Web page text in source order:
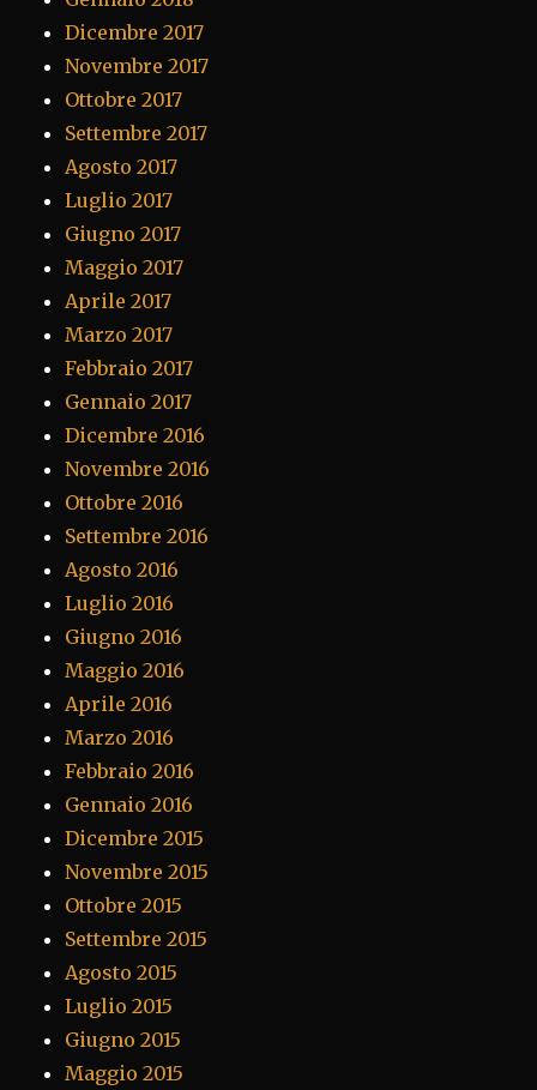
Dicembre 2017
Novembre 2017
Ottobre 2017
Settembre 2017
Agosto 2017
Luglio 2017
Giugno 2017
Maggio 2017
Aprile 2017
Marzo 2017
Febbraio 2017
Gennaio 2017
Dicembre 2016
Novembre 2016
Ottobre 2016
Settembre 2016
Agosto 2016
Luglio 2016
Giugno 2016
Maggio 2016
Aprile 2016
Marzo 2016
Febbraio 2016
Gennaio 2016
Dicembre 2015
Novembre 2015
Ottobre 2015
Settembre 2015
Agosto 2015
Luglio 2015
Giugno 2015
Maggio 2015